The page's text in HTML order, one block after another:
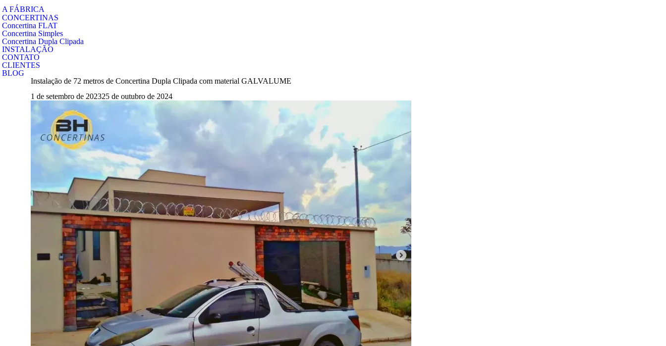
A FÁBRICA
CONCERTINAS
Concertina FLAT
Concertina Simples
Concertina Dupla Clipada
INSTALAÇÃO
CONTATO
CLIENTES
BLOG
Instalação de 72 metros de Concertina Dupla Clipada com material GALVALUME
1 de setembro de 202325 de outubro de 2024